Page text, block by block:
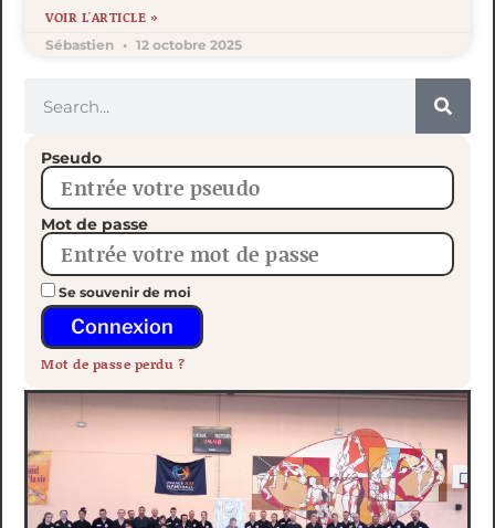
VOIR L'ARTICLE »
Sébastien 12 octobre 2025
Pseudo
Mot de passe
Se souvenir de moi
Connexion
Mot de passe perdu ?
Stage National Minh Long Tous Niveaux au Touquet